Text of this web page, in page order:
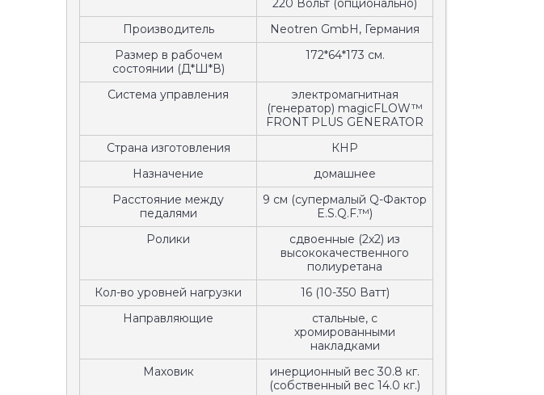
220 Вольт (опционально)
Производитель
Neotren GmbH, Германия
Размер в рабочем
состоянии (Д*Ш*В)
172*64*173 см.
Система управления
электромагнитная
(генератор) magicFLOW™
FRONT PLUS GENERATOR
Страна изготовления
КНР
Назначение
домашнее
Расстояние между
педалями
9 см (супермалый Q-Фактор
E.S.Q.F.™)
Ролики
сдвоенные (2х2) из
высококачественного
полиуретана
Кол-во уровней нагрузки
16 (10-350 Ватт)
Направляющие
стальные, с
хромированными
накладками
Маховик
инерционный вес 30.8 кг.
(собственный вес 14.0 кг.)